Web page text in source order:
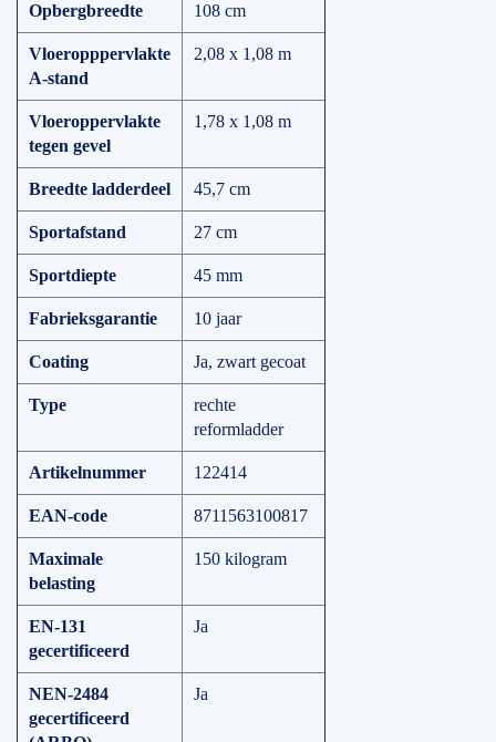
Opbergbreedte 108 cm
Vloeropppervlakte
A-stand
2,08 x 1,08 m
Vloeroppervlakte
tegen gevel
1,78 x 1,08 m
Breedte ladderdeel 45,7 cm
Sportafstand 27 cm
Sportdiepte 45 mm
Fabrieksgarantie 10 jaar
Coating Ja, zwart gecoat
Type
rechte
reformladder
Artikelnummer 122414
EAN-code 8711563100817
Maximale
belasting
150 kilogram
EN-131
gecertificeerd
Ja
NEN-2484
gecertificeerd
Ja